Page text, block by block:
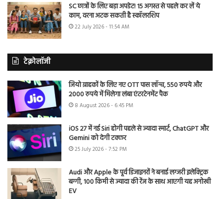
SC छात्रों के लिए बड़ा अपडेट! 15 अगस्त से पहले कर लें ये
काम, वरना अटक सकती है स्कॉलरशिप
22 July 2026 - 11:54 AM
टेक्नोलॉजी
जियो ग्राहकों के लिए नए OTT पास लॉन्च, 550 रुपये और
2000 रुपये में मिलेगा लंबा एंटरटेनमेंट पैक
8 August 2026 - 6:45 PM
iOS 27 में नई Siri होगी पहले से ज्यादा स्मार्ट, ChatGPT और
Gemini को देगी टक्कर
25 July 2026 - 7:52 PM
Audi और Apple के पूर्व डिजाइनरों ने बनाई लग्जरी इलेक्ट्रिक
बग्गी, 100 किमी से ज्यादा की रेंज के साथ आएगी यह अनोखी
EV